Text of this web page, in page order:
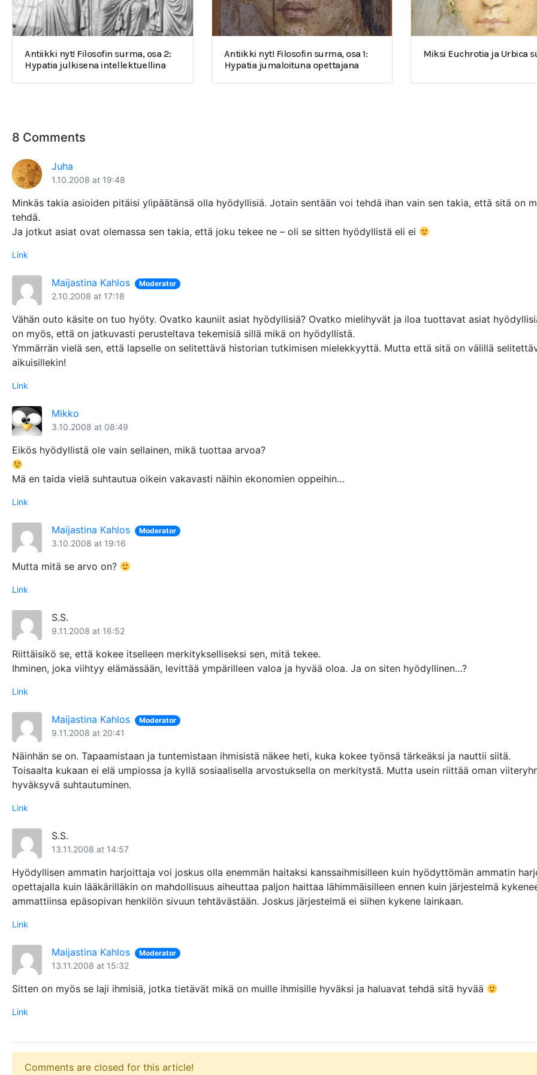
Antiikki nyt! Filosofin surma, osa 2:
Hypatia julkisena intellektuellina
Antiikki nyt! Filosofin surma, osa 1:
Hypatia jumaloituna opettajana
Miksi Euchrotia ja Urbica
8 Comments
Juha
1.10.2008 at 19:48
Minkäs takia asioiden pitäisi ylipäätänsä olla hyödyllisiä. Jotain sentään voi tehdä ihan vain sen takia, että sitä on
tehdä.
Ja jotkut asiat ovat olemassa sen takia, että joku tekee ne – oli se sitten hyödyllistä eli ei
Link
Maijastina Kahlos Moderator
2.10.2008 at 17:18
Vähän outo käsite on tuo hyöty. Ovatko kauniit asiat hyödyllisiä? Ovatko mielihyvät ja iloa tuottavat asiat
on myös, että on jatkuvasti perusteltava tekemisiä sillä mikä on hyödyllistä.
Ymmärrän vielä sen, että lapselle on selitettävä historian tutkimisen mielekkyyttä. Mutta että sitä on välillä
aikuisillekin!
Link
Mikko
3.10.2008 at 08:49
Eikös hyödyllistä ole vain sellainen, mikä tuottaa arvoa?
Mä en taida vielä suhtautua oikein vakavasti näihin ekonomien oppeihin…
Link
Maijastina Kahlos Moderator
3.10.2008 at 19:16
Mutta mitä se arvo on?
Link
S.S.
9.11.2008 at 16:52
Riittäisikö se, että kokee itselleen merkitykselliseksi sen, mitä tekee.
Ihminen, joka viihtyy elämässään, levittää ympärilleen valoa ja hyvää oloa. Ja on siten hyödyllinen…?
Link
Maijastina Kahlos Moderator
9.11.2008 at 20:41
Näinhän se on. Tapaamistaan ja tuntemistaan ihmisistä näkee heti, kuka kokee työnsä tärkeäksi ja nauttii siitä.
Toisaalta kukaan ei elä umpiossa ja kyllä sosiaalisella arvostuksella on merkitystä. Mutta usein riittää oman
hyväksyvä suhtautuminen.
Link
S.S.
13.11.2008 at 14:57
Hyödyllisen ammatin harjoittaja voi joskus olla enemmän haitaksi kanssaihmisilleen kuin hyödyttömän ammatin
opettajalla kuin lääkärilläkin on mahdollisuus aiheuttaa paljon haittaa lähimmäisilleen ennen kuin järjestelmä
ammattiinsa epäsopivan henkilön sivuun tehtävästään. Joskus järjestelmä ei siihen kykene lainkaan.
Link
Maijastina Kahlos Moderator
13.11.2008 at 15:32
Sitten on myös se laji ihmisiä, jotka tietävät mikä on muille ihmisille hyväksi ja haluavat tehdä sitä hyvää
Link
Comments are closed for this article!